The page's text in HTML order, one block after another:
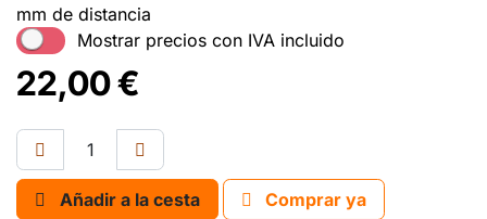
mm de distancia
Mostrar precios con IVA incluido
22,00€
Añadir a la cesta
Comprar ya